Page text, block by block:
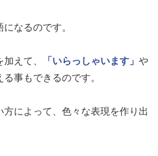
になるのです。
えて、 「いらっしゃいます」 や
る事もできるのです。
方によって、色々な表現を作り出